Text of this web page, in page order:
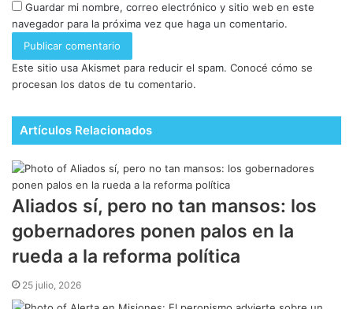
Guardar mi nombre, correo electrónico y sitio web en este
navegador para la próxima vez que haga un comentario.
Este sitio usa Akismet para reducir el spam. Conocé cómo se
procesan los datos de tu comentario.
Artículos Relacionados
Aliados sí, pero no tan mansos: los
gobernadores ponen palos en la
rueda a la reforma política
25 julio, 2026